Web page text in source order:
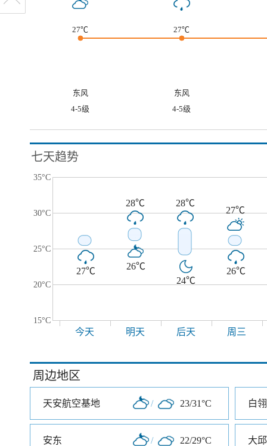
27℃ 27℃
东风
东风
4-5级
4-5级
七天趋势
35°C
30°C
25°C
20°C
15°C
27℃
28℃
26℃
28℃
24℃
27℃
26℃
今天 明天 后天 周三
周边地区
天安航空基地 / 23/31°C 白
安东 / 22/29°C 大邱